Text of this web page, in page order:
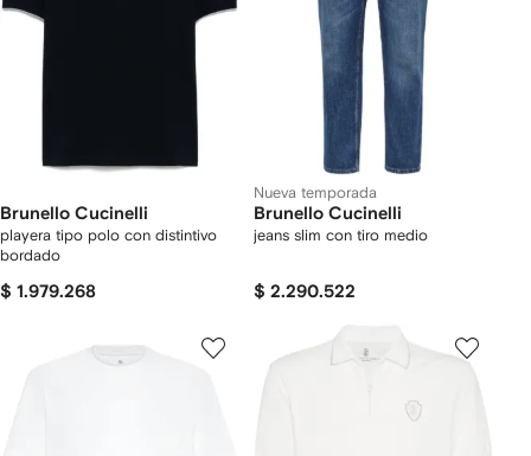
Brunello Cucinelli
playera tipo polo con distintivo
bordado
$ 1.979.268
Nueva temporada
Brunello Cucinelli
jeans slim con tiro medio
$ 2.290.522